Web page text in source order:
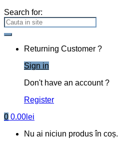
Search for:
Returning Customer ?
Sign in
Don't have an account ?
Register
0 0.00 lei
Nu ai niciun produs în coș.